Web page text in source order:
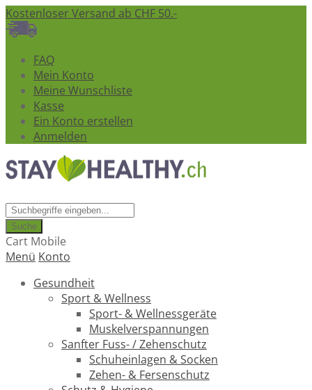
Kostenloser Versand ab CHF 50.-
FAQ
Mein Konto
Meine Wunschliste
Kasse
Ein Konto erstellen
Anmelden
Suche
Cart Mobile
Menü Konto
Gesundheit
Sport & Wellness
Sport- & Wellnessgeräte
Muskelverspannungen
Sanfter Fuss- / Zehenschutz
Schuheinlagen & Socken
Zehen- & Fersenschutz